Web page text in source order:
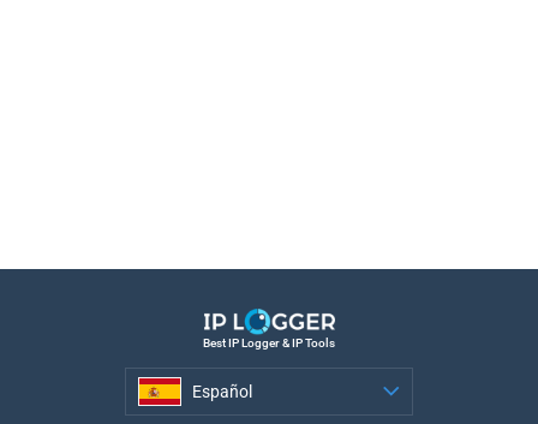
Best IP Logger & IP Tools
Español